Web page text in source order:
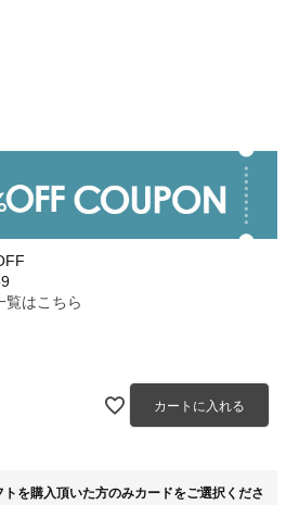
覧はこちら
カートに入れる
を購入頂いた方のみカードをご選択くださ